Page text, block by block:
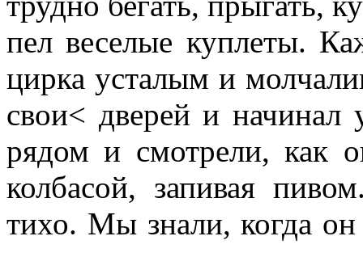
пел веселые куплеты.
цирка усталым и
свои< дверей и
рядом и смотрели, как
колбасой, запивая
тихо. Мы зна­ли, когда он